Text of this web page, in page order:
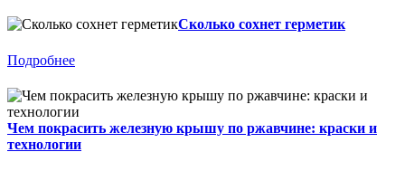
Сколько сохнет герметик
Подробнее
Чем покрасить железную крышу по ржавчине: краски и
технологии